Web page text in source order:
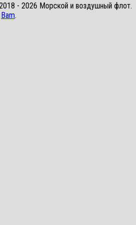
- 2026 Морской и воздушный флот.
Bam.